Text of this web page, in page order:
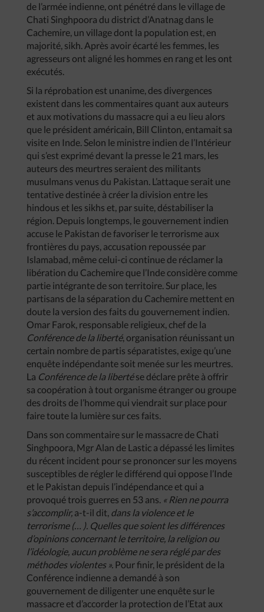
de l’armée indienne, ont pénétré dans le village de
Chati Singhpoora du district d’Anatnag dans le
Cachemire, un village dont la population est, en
majorité, sikh. Après avoir écarté les femmes, les
agresseurs ont aligné les hommes en rang et les ont
exécutés.
Si la réprobation est unanime, des divergences
existent dans les commentaires quant aux auteurs
et aux motivations du massacre qui a eu lieu alors
que le président américain, Bill Clinton, entamait sa
visite en Inde. Selon le ministre indien de l’Intérieur
qui s’est exprimé devant la presse le 21 mars, les
auteurs des meurtres seraient des militants
musulmans venus du Pakistan. L’attaque serait une
tentative destinée à créer la division entre les
hindous et les sikhs et, par suite, déstabiliser la
région. Depuis longtemps, le gouvernement indien
accuse le Pakistan de favoriser le terrorisme aux
frontières du pays, accusation repoussée par
Islamabad, même celui-ci continue de réclamer la
libération du Cachemire que l’Inde considère comme
partie intégrante de son territoire. Sur place, les
partisans de la séparation du Cachemire mettent en
doute la version des faits du gouvernement indien.
Omar Farok, responsable religieux, chef de la
Conférencede la liberté, organisation réunissant un
certain nombre de partis séparatistes, exige qu’une
enquête indépendante soit menée sur les meurtres.
La Conférencede la libertése déclare prête à offrir
sa coopération à tout organisme étranger ou groupe
des droits de l’homme qui viendrait sur place pour
faire toute la lumière sur ces faits.
Dans son commentaire sur le massacre de Chati
Singhpoora, Mgr Alan de Lastic a dépassé les limites
du récent incident pour se prononcer sur les moyens
susceptibles de régler le différend qui oppose l’Inde
et le Pakistan depuis l’indépendance et qui a
provoqué trois guerres en 53 ans. « Rien nepourra
s’accomplir, a-t-il dit, dans la violenceet le
terrorisme (… ). Quellesquesoient lesdifférences
d’opinionsconcernant le territoire, lareligion ou
l’idéologie, aucun problèmeneseraréglépardes
méthodes violentes ». Pour finir, le président de la
Conférence indienne a demandé à son
gouvernement de diligenter une enquête sur le
massacre et d’accorder la protection de l’Etat aux